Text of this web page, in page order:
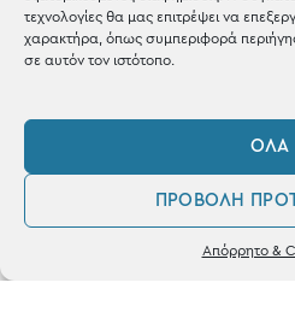
τεχνολογίες θα μας επιτρέψει να
χαρακτήρα, όπως συμπεριφορά
σε αυτόν τον ιστότοπο.
ΌΛΑ
ΠΡΟΒΟΛΉ
Απόρρητο &
Σταθά 17,
2421
Δευ / Τετ / Σαβ: